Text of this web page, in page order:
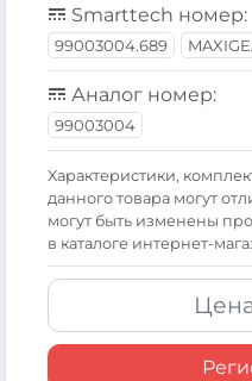
Smarttech номер:
99003004.689
Аналог номер:
99003004
Xарактеристики,
данного товара могут
могут быть изменены
в каталоге интернет-